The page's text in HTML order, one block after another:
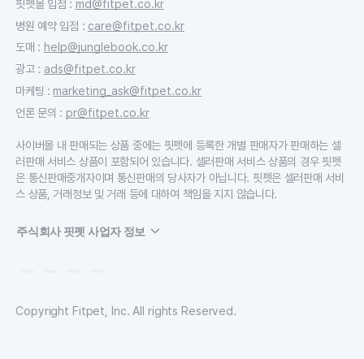
핏펫몰 입점 : md@fitpet.co.kr
병원 예약 입점 : care@fitpet.co.kr
도매 : help@junglebook.co.kr
광고: ads@fitpet.co.kr
마케팅 : marketing_ask@fitpet.co.kr
언론 문의 : pr@fitpet.co.kr
사이버몰 내 판매되는 상품 중에는 핏펫에 등록한 개별 판매자가 판매하는 셀
러판매 서비스 상품이 포함되어 있습니다. 셀러판매 서비스 상품의 경우 핏펫
은 통신판매중개자이며 통신판매의 당사자가 아닙니다. 핏펫은 셀러판매 서비
스 상품, 거래정보 및 거래 등에 대하여 책임을 지지 않습니다.
주식회사 핏펫 사업자 정보
Copyright Fitpet, Inc. All rights Reserved.